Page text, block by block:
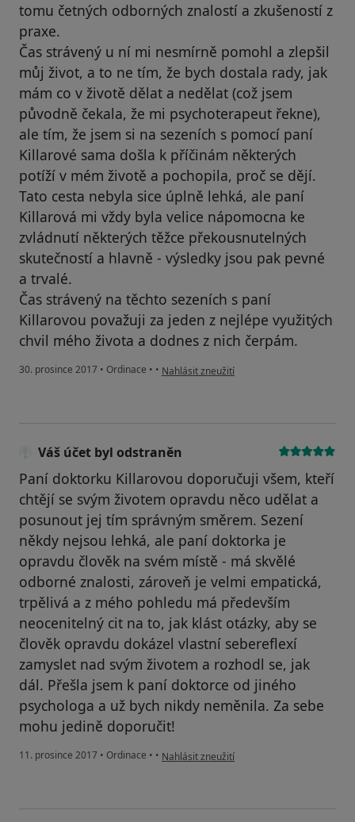
tomu četných odborných znalostí a zkušeností z
praxe.
Čas strávený u ní mi nesmírně pomohl a zlepšil
můj život, a to ne tím, že bych dostala rady, jak
mám co v životě dělat a nedělat (což jsem
původně čekala, že mi psychoterapeut řekne),
ale tím, že jsem si na sezeních s pomocí paní
Killarové sama došla k příčinám některých
potíží v mém životě a pochopila, proč se dějí.
Tato cesta nebyla sice úplně lehká, ale paní
Killarová mi vždy byla velice nápomocna ke
zvládnutí některých těžce překousnutelných
skutečností a hlavně - výsledky jsou pak pevné
a trvalé.
Čas strávený na těchto sezeních s paní
Killarovou považuji za jeden z nejlépe využitých
chvil mého života a dodnes z nich čerpám.
30. prosince 2017 • Ordinace • • podle názoru uživatele Váš účet byl
Nahlásit zneužití
Váš účet byl odstraněn
Paní doktorku Killarovou doporučuji všem, kteří
chtějí se svým životem opravdu něco udělat a
posunout jej tím správným směrem. Sezení
někdy nejsou lehká, ale paní doktorka je
opravdu člověk na svém místě - má skvělé
odborné znalosti, zároveň je velmi empatická,
trpělivá a z mého pohledu má především
neocenitelný cit na to, jak klást otázky, aby se
člověk opravdu dokázel vlastní sebereflexí
zamyslet nad svým životem a rozhodl se, jak
dál. Přešla jsem k paní doktorce od jiného
psychologa a už bych nikdy neměnila. Za sebe
mohu jedině doporučit!
11. prosince 2017 • Ordinace • • podle názoru uživatele Váš účet byl
Nahlásit zneužití